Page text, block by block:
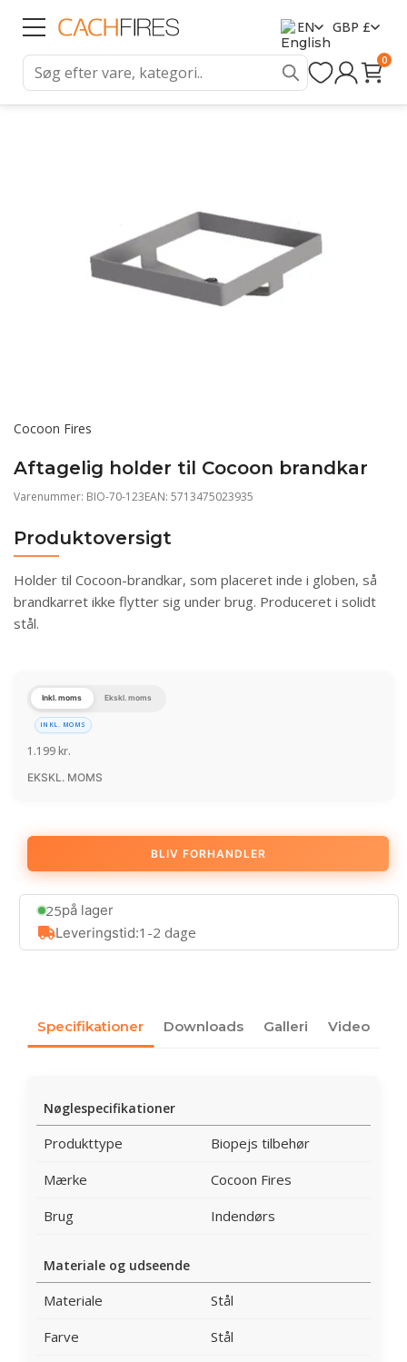
EN GBP £
0
Cocoon Fires
Aftagelig holder til Cocoon brandkar
Varenummer: BIO-70-123EAN: 5713475023935
Produktoversigt
Holder til Cocoon-brandkar, som placeret inde i globen, så
brandkarret ikke flytter sig under brug. Produceret i solidt
stål.
Inkl. moms Ekskl. moms
INKL. MOMS
1.199kr.
EKSKL. MOMS
BLIV FORHANDLER
25på lager
Leveringstid:1-2 dage
Specifikationer Downloads Galleri Video
Nøglespecifikationer
Produkttype
Biopejs tilbehør
Mærke
Cocoon Fires
Brug
Indendørs
Materiale og udseende
Materiale
Stål
Farve
Stål